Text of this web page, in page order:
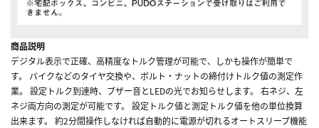
商品説明
デジタル表示で正確、高精度なトルク管理が可能で、しかも操作が簡単で
す。 バイクなどのタイヤ交換や、ボルト・ナットの締付けトルク値の測定作
業。 設定トルク到達時、ブザー音とLEDの光でお知らせします。 右ネジ、左
ネジ両方向の測定が可能です。 設定トルク値と測定トルク値を他の単位換算
出来ます。 約2分間操作しなければ自動的に電源が切れるオートスリープ機能